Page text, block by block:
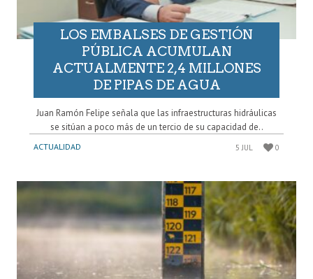
LOS EMBALSES DE GESTIÓN
PÚBLICA ACUMULAN
ACTUALMENTE 2,4 MILLONES
DE PIPAS DE AGUA
Juan Ramón Felipe señala que las infraestructuras hidráulicas
se sitúan a poco más de un tercio de su capacidad de..
ACTUALIDAD 5 JUL 0